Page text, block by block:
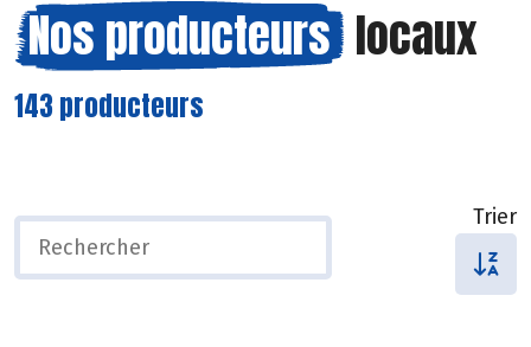
Nos producteurs locaux
143 producteurs
Trier